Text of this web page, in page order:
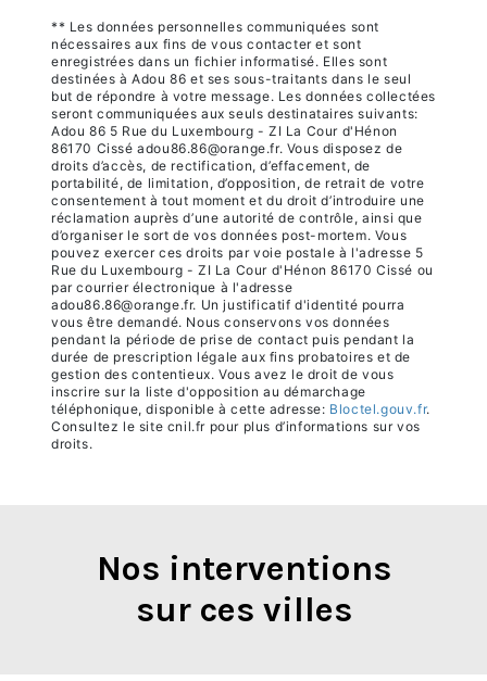
** Les données personnelles communiquées sont
nécessaires aux fins de vous contacter et sont
enregistrées dans un fichier informatisé. Elles sont
destinées à Adou 86 et ses sous-traitants dans le seul
but de répondre à votre message. Les données collectées
seront communiquées aux seuls destinataires suivants:
Adou 86 5 Rue du Luxembourg - ZI La Cour d'Hénon
86170 Cissé adou86.86@orange.fr. Vous disposez de
droits d’accès, de rectification, d’effacement, de
portabilité, de limitation, d’opposition, de retrait de votre
consentement à tout moment et du droit d’introduire une
réclamation auprès d’une autorité de contrôle, ainsi que
d’organiser le sort de vos données post-mortem. Vous
pouvez exercer ces droits par voie postale à l'adresse 5
Rue du Luxembourg - ZI La Cour d'Hénon 86170 Cissé ou
par courrier électronique à l'adresse
adou86.86@orange.fr. Un justificatif d'identité pourra
vous être demandé. Nous conservons vos données
pendant la période de prise de contact puis pendant la
durée de prescription légale aux fins probatoires et de
gestion des contentieux. Vous avez le droit de vous
inscrire sur la liste d'opposition au démarchage
téléphonique, disponible à cette adresse: Bloctel.gouv.fr.
Consultez le site cnil.fr pour plus d’informations sur vos
droits.
Nos interventions
sur ces villes